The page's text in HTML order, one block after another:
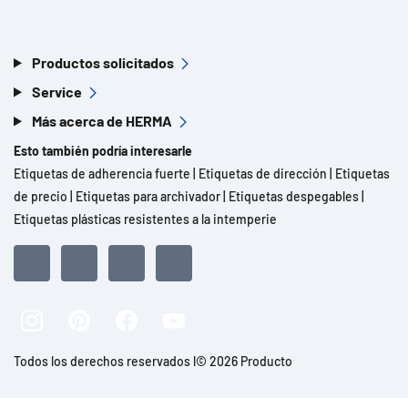
Productos solicitados
Service
Más acerca de HERMA
Esto también podría interesarle
Etiquetas de adherencia fuerte
Etiquetas de dirección
Etiquetas
de precio
Etiquetas para archivador Etiquetas despegables
Etiquetas plásticas resistentes a la intemperie
Todos los derechos reservados l© 2026 Producto